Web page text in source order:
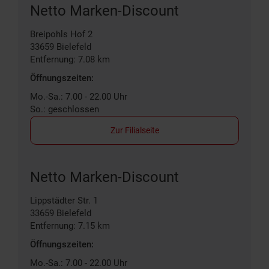
Netto Marken-Discount
Breipohls Hof 2
33659 Bielefeld
Entfernung: 7.08 km
Öffnungszeiten:
Mo.-Sa.: 7.00 - 22.00 Uhr
So.: geschlossen
Zur Filialseite
Netto Marken-Discount
Lippstädter Str. 1
33659 Bielefeld
Entfernung: 7.15 km
Öffnungszeiten:
Mo.-Sa.: 7.00 - 22.00 Uhr